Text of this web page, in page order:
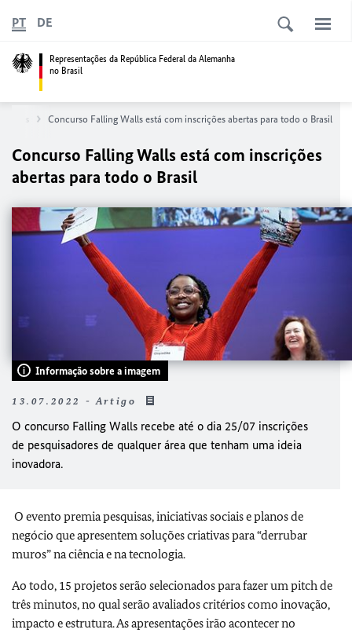
Representações da República Federal da Alemanha
no Brasil
PT DE
Concurso Falling Walls está com inscrições abertas para todo o Brasil
Concurso Falling Walls está com inscrições
abertas para todo o Brasil
Informação sobre a imagem
13.07.2022 - Artigo
O concurso Falling Walls recebe até o dia 25/07 inscrições
de pesquisadores de qualquer área que tenham uma ideia
inovadora.
O evento premia pesquisas, iniciativas sociais e planos de
negócio que apresentem soluções criativas para “derrubar
muros” na ciência e na tecnologia.
Ao todo, 15 projetos serão selecionados para fazer um pitch de
três minutos, no qual serão avaliados critérios como inovação,
impacto e estrutura. As apresentações irão acontecer no